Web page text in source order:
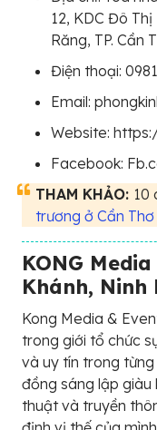
12, KDC Đô
Răng, TP. Cần
Điện thoại:
Email:
Website:
Facebook:
THAM KHẢO: 10
trương ở Cần Thơ
KONG
Khánh, Ninh
Kong Media &
trong giới tổ chức
và uy tín trong
đồng sáng lập giàu
thuật và truyền